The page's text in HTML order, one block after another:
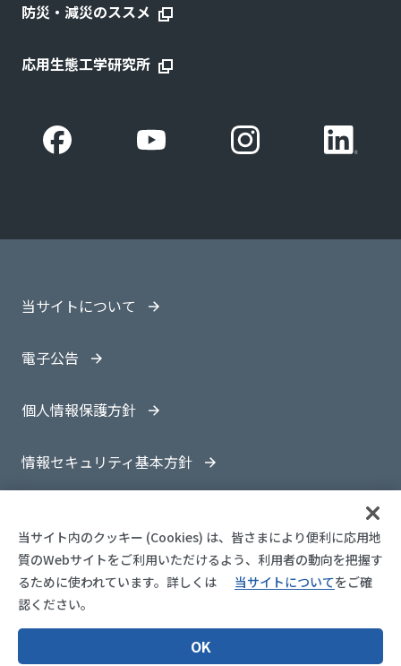
防災・減災のススメ
応用生態工学研究所
当サイトについて
電子公告
個人情報保護方針
情報セキュリティ基本方針
© 1997- 2026 OYO Corporation
当サイト内のクッキー (Cookies) は、皆さまにより便利に応用地
質のWebサイトをご利用いただけるよう、利用者の動向を把握す
るために使われています。 詳しくは 当サイトについてをご確
認ください。
OK